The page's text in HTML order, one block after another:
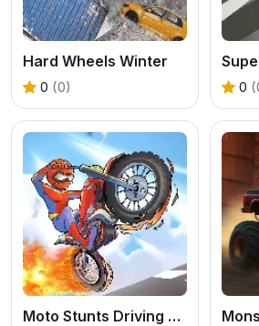
Hard Wheels Winter
0 (0) 0
Moto Stunts Driving & Racing